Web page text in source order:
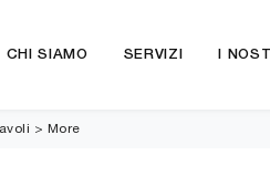
CHI SIAMO SERVIZI I
> More